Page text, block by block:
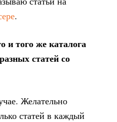
.
и того же каталога
статей со
Желательно
статей в каждый